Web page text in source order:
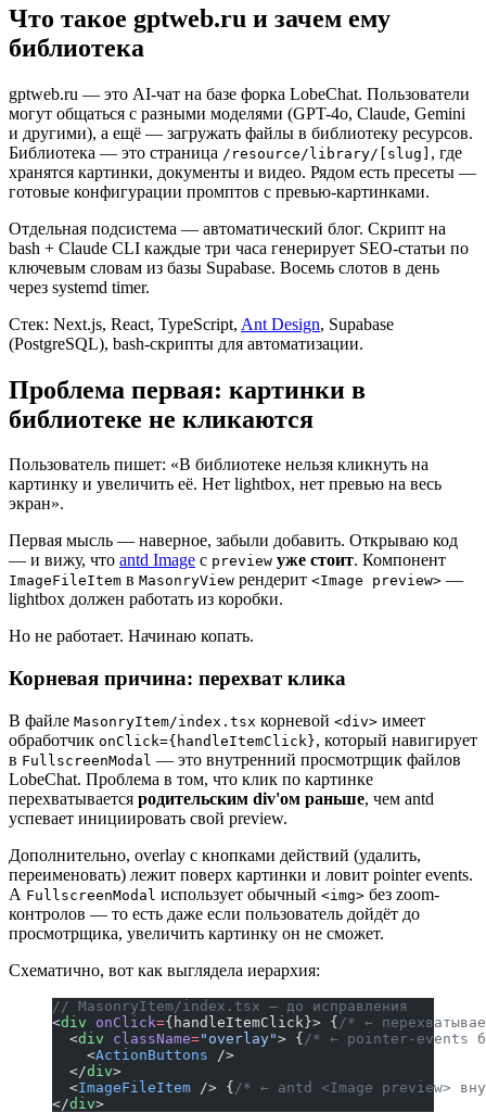
Что такое gptweb.ru и зачем ему
библиотека
gptweb.ru — это AI-чат на базе форка LobeChat. Пользователи
могут общаться с разными моделями (GPT-4o, Claude, Gemini
и другими), а ещё — загружать файлы в библиотеку ресурсов.
Библиотека — это страница /resource/library/[slug] , где
хранятся картинки, документы и видео. Рядом есть пресеты —
готовые конфигурации промптов с превью-картинками.
Отдельная подсистема — автоматический блог. Скрипт на
bash + Claude CLI каждые три часа генерирует SEO-статьи по
ключевым словам из базы Supabase. Восемь слотов в день
через systemd timer.
Стек: Next.js, React, TypeScript, Ant Design, Supabase
(PostgreSQL), bash-скрипты для автоматизации.
Проблема первая: картинки в
библиотеке не кликаются
Пользователь пишет: «В библиотеке нельзя кликнуть на
картинку и увеличить её. Нет lightbox, нет превью на весь
экран».
Первая мысль — наверное, забыли добавить. Открываю код
— и вижу, что antd Image с preview уже стоит. Компонент
ImageFileItem в MasonryView рендерит <Image preview> —
lightbox должен работать из коробки.
Но не работает. Начинаю копать.
Корневая причина: перехват клика
В файле MasonryItem/index.tsx корневой <div> имеет
обработчик onClick={handleItemClick}, который навигирует
в FullscreenModal — это внутренний просмотрщик файлов
LobeChat. Проблема в том, что клик по картинке
перехватывается родительским div'ом раньше, чем antd
успевает инициировать свой preview.
Дополнительно, overlay с кнопками действий (удалить,
переименовать) лежит поверх картинки и ловит pointer events.
А FullscreenModal использует обычный <img> без zoom-
контролов — то есть даже если пользователь дойдёт до
просмотрщика, увеличить картинку он не сможет.
Схематично, вот как выглядела иерархия:
// MasonryItem/index.tsx — до исправления
<div onClick={handleItemClick}> { /* ←
  <
div className="overlay"> { /* ← pointer-events
    <
ActionButtons />
  </
div>
  <
ImageFileItem /> { /* ← antd <Image preview>
</div>